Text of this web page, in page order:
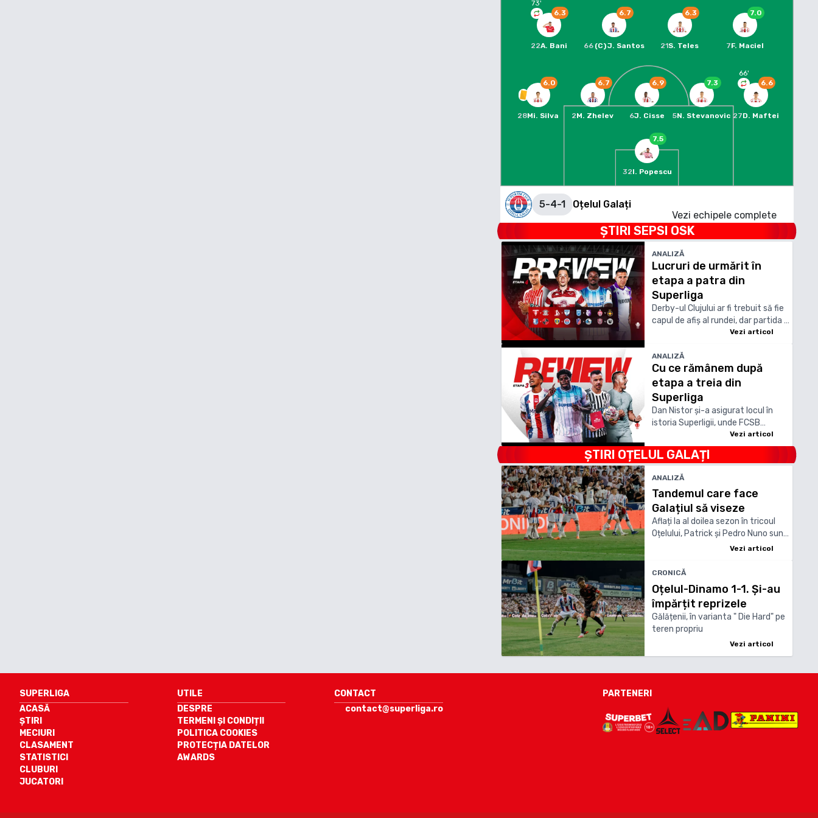
6.3
73'
22A. Bani
6.7
66 (C)J. Santos
6.3
21S. Teles
7.0
7F. Maciel
6.0
28Mi. Silva
6.7
2M. Zhelev
6.9
6J. Cisse
7.3
5N. Stevanovic
6.6
66'
27D. Maftei
7.5
32I. Popescu
5-4-1
Oțelul Galați
Vezi echipele complete
ȘTIRI SEPSI OSK
ANALIZĂ
Lucruri de urmărit în
etapa a patra din
Superliga
Derby-ul Clujului ar fi trebuit să fie
capul de afiș al rundei, dar partida a
fost reprogramată în 8 octombrie,
pregătească dubla cu Tromso, din
preliminariile Conference League
Vezi articol
ANALIZĂ
Cu ce rămânem după
etapa a treia din
Superliga
Dan Nistor și-a asigurat locul în
istoria Superligii, unde FCSB
rămâne pe primul loc chiar dacă a
pierdut primele puncte
Vezi articol
ȘTIRI OȚELUL GALAȚI
ANALIZĂ
Tandemul care face
Galațiul să viseze
Aflați la al doilea sezon în tricoul
Oțelului, Patrick și Pedro Nuno sunt
liderii indiscutabili ai echipei în
Vezi articol
CRONICĂ
Oțelul-Dinamo 1-1. Și-au
împărțit reprizele
Gălățenii, în varianta " Die Hard" pe
teren propriu
Vezi articol
SUPERLIGA
ACASĂ
ȘTIRI
MECIURI
CLASAMENT
STATISTICI
CLUBURI
JUCATORI
UTILE
DESPRE
TERMENI ȘI CONDIȚII
POLITICA COOKIES
PROTECȚIA DATELOR
AWARDS
CONTACT
contact@superliga.ro
PARTENERI